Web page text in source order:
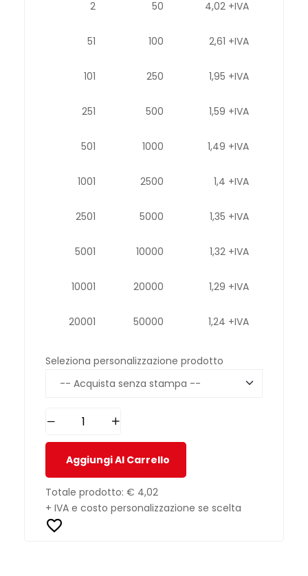
2 50 4,02 +IVA
51 100 2,61 +IVA
101 250 1,95 +IVA
251 500 1,59 +IVA
501 1000 1,49 +IVA
1001 2500 1,4 +IVA
2501 5000 1,35 +IVA
5001 10000 1,32 +IVA
10001 20000 1,29 +IVA
20001 50000 1,24 +IVA
Seleziona personalizzazione prodotto
Aggiungi Al Carrello
Totale prodotto: € 4,02
+ IVA e costo personalizzazione se scelta